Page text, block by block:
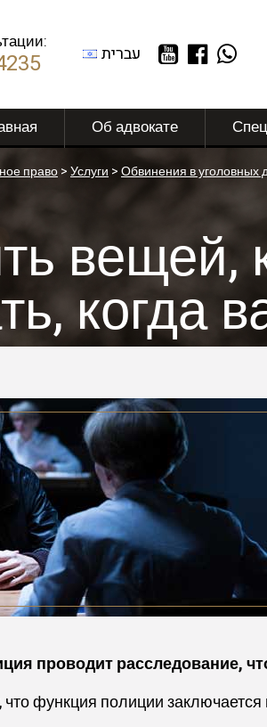
עברית
Об адвокате
право>Услуги >Обвинения в уголовных
вещей,
когда
проводит расследование,
функция полиции